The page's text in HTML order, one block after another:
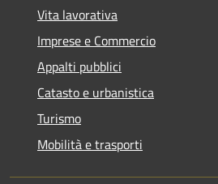
Vita lavorativa
Imprese e Commercio
Appalti pubblici
Catasto e urbanistica
Turismo
Mobilità e trasporti